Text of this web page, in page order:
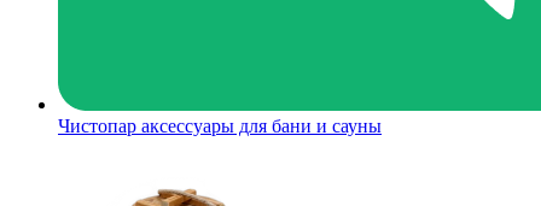
Чистопар аксессуары для бани и сауны